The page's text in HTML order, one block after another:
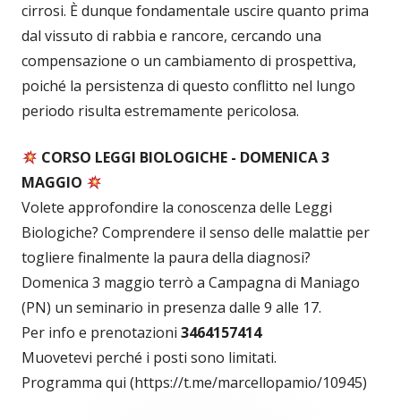
cirrosi. È dunque fondamentale uscire quanto prima
dal vissuto di rabbia e rancore, cercando una
compensazione o un cambiamento di prospettiva,
poiché la persistenza di questo conflitto nel lungo
periodo risulta estremamente pericolosa.
CORSO LEGGI BIOLOGICHE - DOMENICA 3
MAGGIO
Volete approfondire la conoscenza delle Leggi
Biologiche? Comprendere il senso delle malattie per
togliere finalmente la paura della diagnosi?
Domenica 3 maggio terrò a Campagna di Maniago
(PN) un seminario in presenza dalle 9 alle 17.
Per info e prenotazioni 3464157414
Muovetevi perché i posti sono limitati.
Programma qui (https://t.me/marcellopamio/10945)